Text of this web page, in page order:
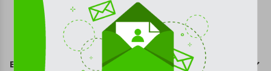
Εγγραφή στο newsletter
Επικοινωνία